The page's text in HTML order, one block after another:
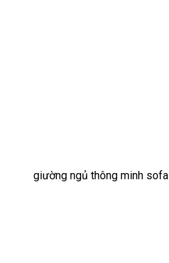
giường ngủ thông minh sofa